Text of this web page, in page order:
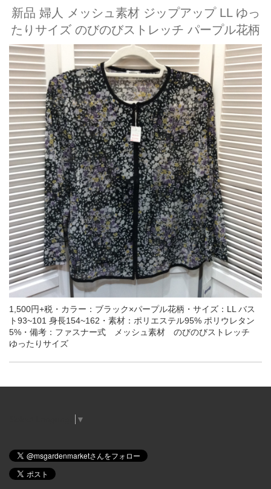
新品 婦人 メッシュ素材 ジップアップ LL ゆっ
たりサイズ のびのびストレッチ パープル花柄
1,500円+税・カラー：ブラック×パープル花柄・サイズ：LL バス
ト93~101 身長154~162・素材：ポリエステル95% ポリウレタン
5%・備考：ファスナー式 メッシュ素材 のびのびストレッチ
ゆったりサイズ
▼